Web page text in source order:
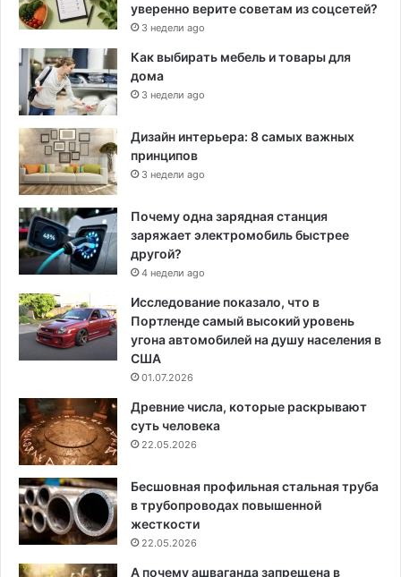
уверенно верите советам из соцсетей?
3 недели ago
Как выбирать мебель и товары для
дома
3 недели ago
Дизайн интерьера: 8 самых важных
принципов
3 недели ago
Почему одна зарядная станция
заряжает электромобиль быстрее
другой?
4 недели ago
Исследование показало, что в
Портленде самый высокий уровень
угона автомобилей на душу населения в
США
01.07.2026
Древние числа, которые раскрывают
суть человека
22.05.2026
Бесшовная профильная стальная труба
в трубопроводах повышенной
жесткости
22.05.2026
А почему ашваганда запрещена в